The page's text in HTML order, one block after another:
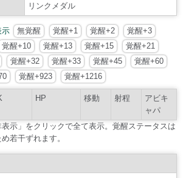
リンクメダル
示 無覚醒 覚醒+1 覚醒+2
覚醒+3
覚醒+10 覚醒+13 覚醒+15
覚醒+21
覚醒+32 覚醒+33 覚醒+45
覚醒+60
覚醒+923 覚醒+1216
HP 移動 射程
アビキ
ャパ
表示」をクリックで全て表示。覚醒ステータスは
若干ずれます。